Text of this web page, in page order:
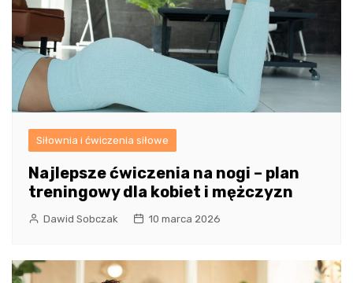
Siłownia i ćwiczenia siłowe
Najlepsze ćwiczenia na nogi – plan
treningowy dla kobiet i mężczyzn
Dawid Sobczak 10 marca 2026